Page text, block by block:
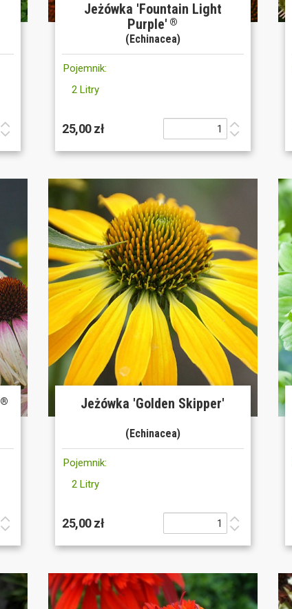
Jeżówka 'Fountain Light
Purple' ®
(Echinacea)
Pojemnik:
2 Litry
25,00 zł
® Jeżówka 'Golden Skipper'
(Echinacea)
Pojemnik:
2 Litry
25,00 zł